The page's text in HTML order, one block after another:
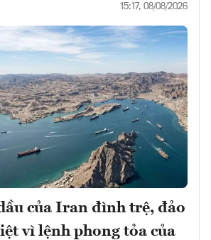
15:17, 08/08/2026
của Iran đình trệ, đảo
vì lệnh phong tỏa của